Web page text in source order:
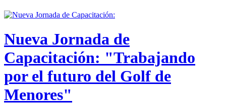
Nueva Jornada de
Capacitación: "Trabajando
por el futuro del Golf de
Menores"